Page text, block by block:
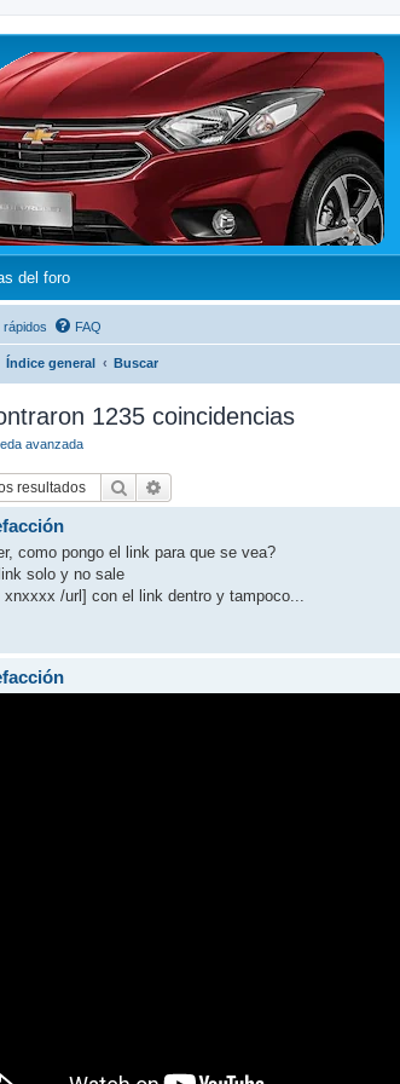
del foro(Opens a new tab)
rápidos FAQ
Índice general Buscar
1235 coincidencias
avanzada
Buscar
como pongo el link para que se vea?
solo y no sale
xnxxxx /url] con el link dentro y tampoco...